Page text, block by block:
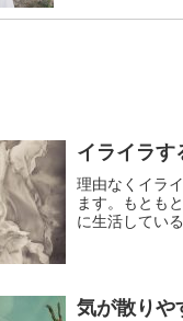
イライラす
理由なくイラ
ます。もとも
に生活してい
気が散りや